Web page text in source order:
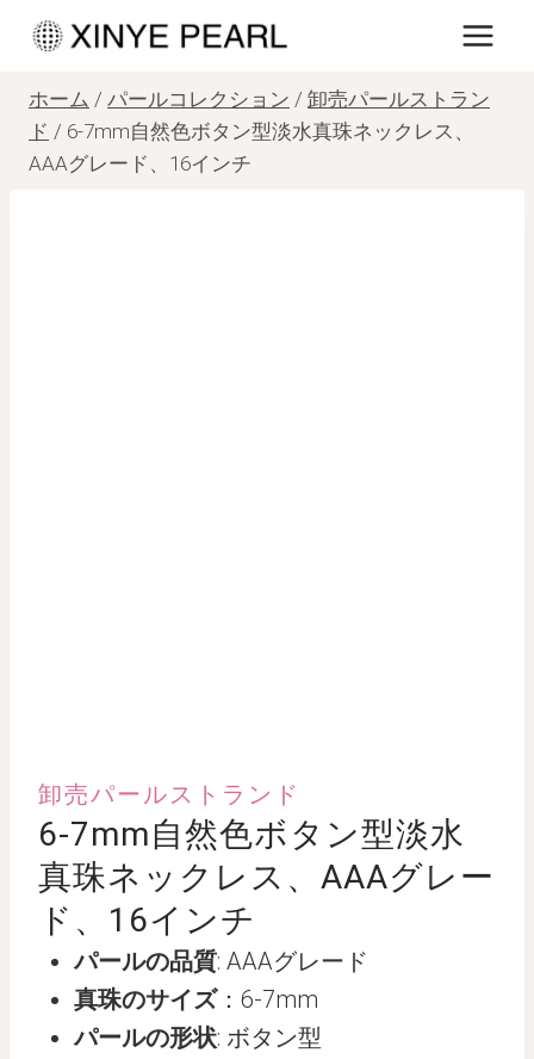
ホーム / パールコレクション / 卸売パールストラン
ド / 6-7mm自然色ボタン型淡水真珠ネックレス、
AAAグレード、16インチ
卸売パールストランド
6-7mm自然色ボタン型淡水
真珠ネックレス、AAAグレー
ド、16インチ
パールの品質: AAAグレード
真珠のサイズ：6-7mm
パールの形状: ボタン型